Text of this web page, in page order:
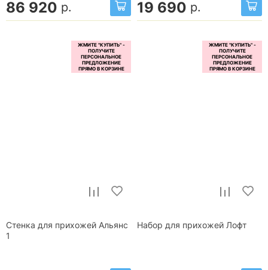
86 920 р. 19 690 р.
Стенка для прихожей Альянс
1
Набор для прихожей Лофт